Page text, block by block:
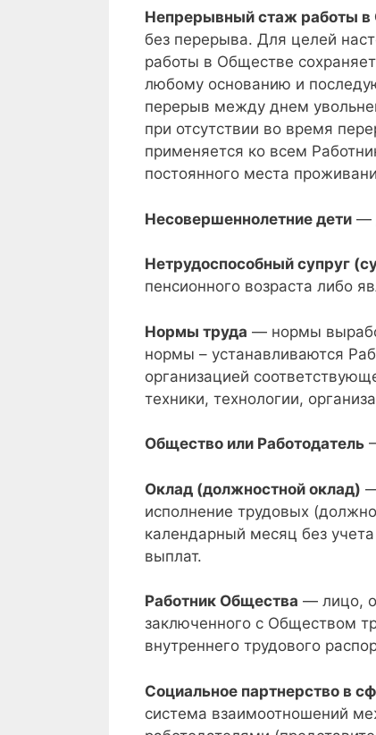
Непрерывный стаж работы в
без перерыва. Для целей
работы в Обществе
любому основанию и
перерыв между днем
при отсутствии во время
применяется ко всем
постоянного места
Несовершеннолетние дети —
Нетрудоспособный супруг
пенсионного возраста либо
Нормы труда — нормы
нормы – устанавливаются
организацией
техники, технологии,
Общество или Работодатель
Оклад (должностной оклад)
исполнение трудовых
календарный месяц без
выплат.
Работник Общества — лицо,
заключенного с Обществом
внутреннего трудового
Социальное партнерство в
система взаимоотношений